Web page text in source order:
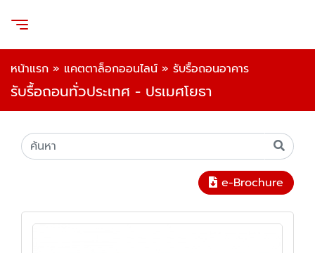
หน้าแรก » แคตตาล็อกออนไลน์ » รับรื้อถอนอาคาร
รับรื้อถอนทั่วประเทศ - ปรเมศโยธา
e-Brochure